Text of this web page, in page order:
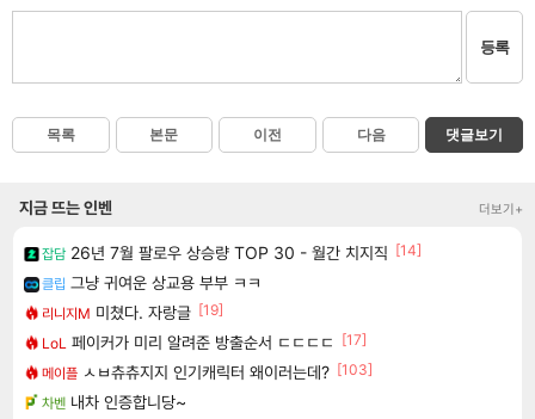
등록
목록 본문 이전 다음 댓글보기
지금 뜨는 인벤 더보기+
잡담 26년 7월 팔로우 상승량 TOP 30 - 월간 치지직 [14]
클립 그냥 귀여운 상교용 부부 ㅋㅋ
리니지M 미쳤다. 자랑글 [19]
LoL 페이커가 미리 알려준 방출순서 ㄷㄷㄷㄷ [17]
메이플 ㅅㅂ츄츄지지 인기캐릭터 왜이러는데? [103]
차벤 내차 인증합니당~